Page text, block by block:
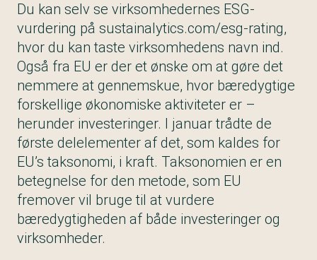
Du kan selv se virksomhedernes ESG-
vurdering på sustainalytics.com/esg-rating,
hvor du kan taste virksomhedens navn ind.
Også fra EU er der et ønske om at gøre det
nemmere at gennemskue, hvor bæredygtige
forskellige økonomiske aktiviteter er –
herunder investeringer. I januar trådte de
første delelementer af det, som kaldes for
EU’s taksonomi, i kraft. Taksonomien er en
betegnelse for den metode, som EU
fremover vil bruge til at vurdere
bæredygtigheden af både investeringer og
virksomheder.